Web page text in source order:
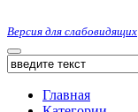
Версия для слабовидящих
Главная